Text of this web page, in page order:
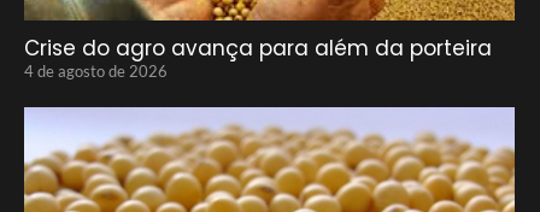
Crise do agro avança para além da porteira
4 de agosto de 2026